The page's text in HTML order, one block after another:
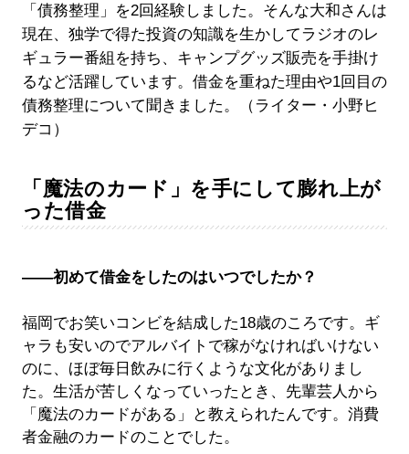
「債務整理」を2回経験しました。そんな大和さんは
現在、独学で得た投資の知識を生かしてラジオのレ
ギュラー番組を持ち、キャンプグッズ販売を手掛け
るなど活躍しています。借金を重ねた理由や1回目の
債務整理について聞きました。（ライター・小野ヒ
デコ）
「魔法のカード」を手にして膨れ上が
った借金
――初めて借金をしたのはいつでしたか？
福岡でお笑いコンビを結成した18歳のころです。ギ
ャラも安いのでアルバイトで稼がなければいけない
のに、ほぼ毎日飲みに行くような文化がありまし
た。生活が苦しくなっていったとき、先輩芸人から
「魔法のカードがある」と教えられたんです。消費
者金融のカードのことでした。